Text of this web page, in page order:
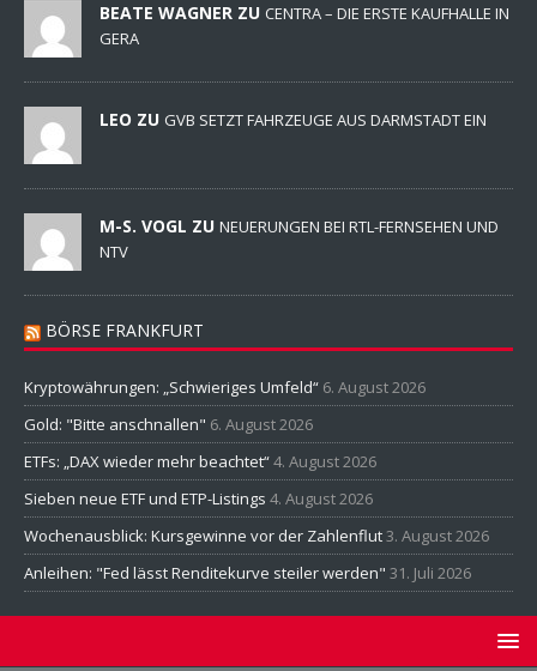
BEATE WAGNER ZU CENTRA – DIE ERSTE KAUFHALLE IN
GERA
LEO ZU GVB SETZT FAHRZEUGE AUS DARMSTADT EIN
M-S. VOGL ZU NEUERUNGEN BEI RTL-FERNSEHEN UND
NTV
BÖRSE FRANKFURT
Kryptowährungen: „Schwieriges Umfeld“ 6. August 2026
Gold: "Bitte anschnallen" 6. August 2026
ETFs: „DAX wieder mehr beachtet“4. August 2026
Sieben neue ETF und ETP-Listings 4. August 2026
Wochenausblick: Kursgewinne vor der Zahlenflut3. August 2026
Anleihen: "Fed lässt Renditekurve steiler werden" 31. Juli 2026